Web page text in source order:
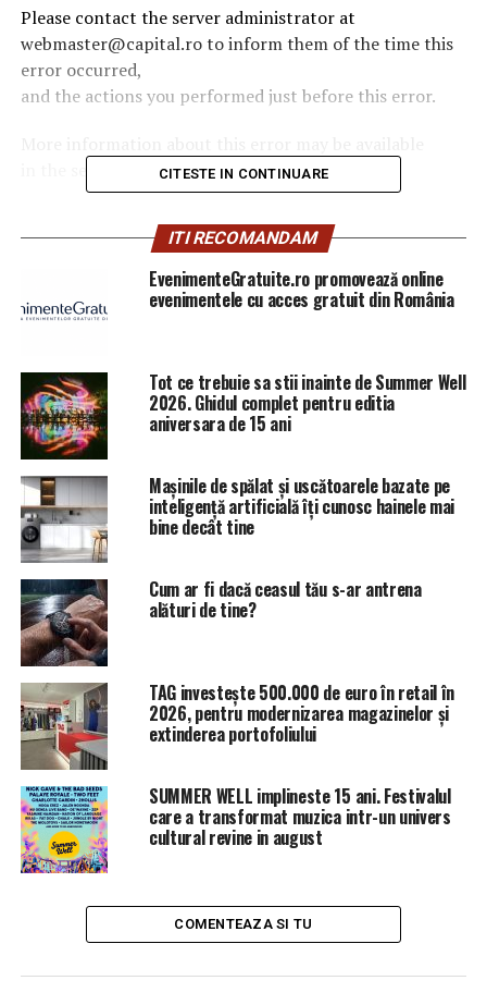
Please contact the server administrator at
webmaster@capital.ro to inform them of the time this
error occurred,
and the actions you performed just before this error.
in the server error log.
error was encountered while trying to use an
ErrorDocument to handle the request.
Lovitură CRUNTĂ pentru cei care au mașini DIESEL:
"Motorina, moartea întruchipată, care a răpus 100.000
de vieţi!" Germania dă tonul unui fenomen FĂRĂ
PRECEDENT! | Sibiul de AZI
NU RATATI
500 Internal Server Error | Sibiul de AZI
CITESTE IN CONTINUARE
ITI RECOMANDAM
EvenimenteGratuite.ro promovează online
evenimentele cu acces gratuit din România
Tot ce trebuie sa stii inainte de Summer Well
2026. Ghidul complet pentru editia
aniversara de 15 ani
Mașinile de spălat și uscătoarele bazate pe
inteligență artificială îți cunosc hainele mai
bine decât tine
Cum ar fi dacă ceasul tău s-ar antrena
alături de tine?
TAG investește 500.000 de euro în retail în
2026, pentru modernizarea magazinelor și
extinderea portofoliului
SUMMER WELL implineste 15 ani. Festivalul
care a transformat muzica intr-un univers
cultural revine in august
COMENTEAZA SI TU